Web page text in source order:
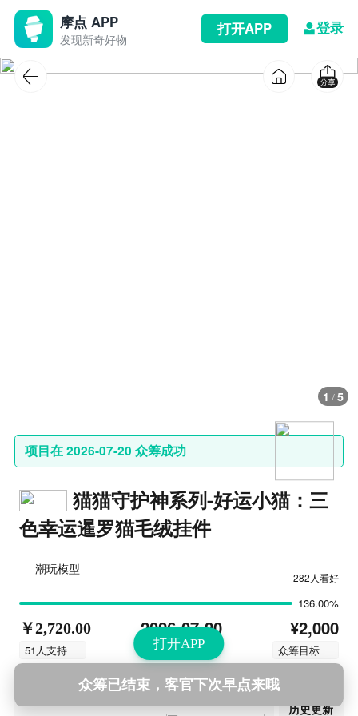
摩点 APP
发现新奇好物
打开APP 登录
打开APP
1 / 5
项目在 2026-07-20 众筹成功
猫猫守护神系列-好运小猫：三
色幸运暹罗猫毛绒挂件
潮玩模型
282人看好
136.00%
￥2,720.00
51人支持
2026-07-20
结束时间
¥2,000
众筹目标
第4次更新 2026-07-31 12:55
历史更新
众筹已结束，客官下次早点来哦